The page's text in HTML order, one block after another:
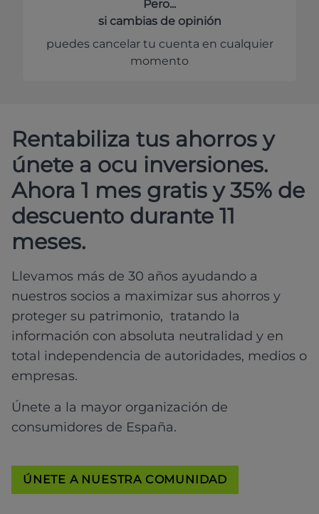
Pero...
si cambias de opinión
puedes cancelar tu cuenta en cualquier
momento
Rentabiliza tus ahorros y
únete a ocu inversiones.
Ahora 1 mes gratis y 35% de
descuento durante 11
meses.
Llevamos más de 30 años ayudando a
nuestros socios a maximizar sus ahorros y
proteger su patrimonio, tratando la
información con absoluta neutralidad y en
total independencia de autoridades, medios o
empresas.
Únete a la mayor organización de
consumidores de España.
ÚNETE A NUESTRA COMUNIDAD